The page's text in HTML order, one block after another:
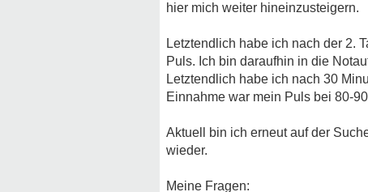
hier mich weiter hineinzusteigern.
Letztendlich habe ich nach der 2.
Puls. Ich bin daraufhin in die
Letztendlich habe ich nach 30
Einnahme war mein Puls bei 80-
Aktuell bin ich erneut auf der
wieder.
Meine Fragen: